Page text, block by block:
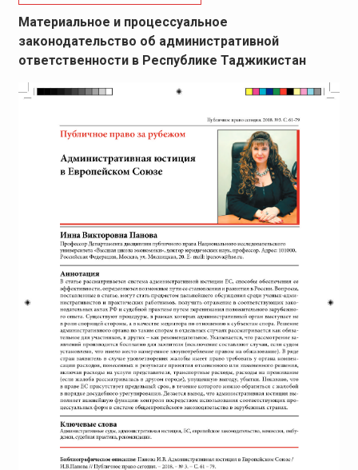
Материальное и процессуальное
законодательство об административной
ответственности в Республике Таджикистан